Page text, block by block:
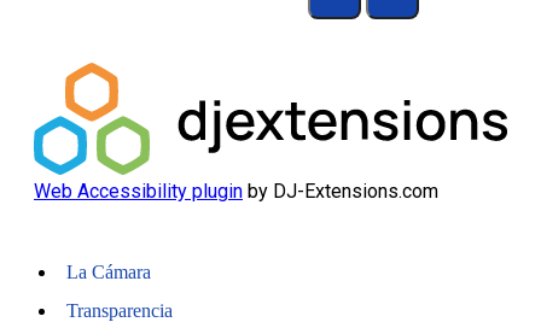
Web Accessibility plugin by DJ-Extensions.com
La Cámara
Transparencia